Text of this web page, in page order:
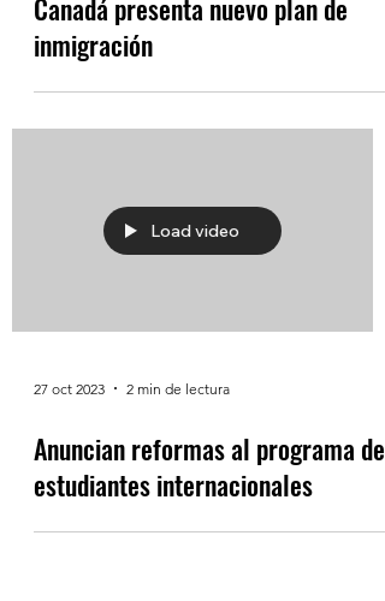
Canadá presenta nuevo plan de
inmigración
Load video
27 oct 2023 2 min de lectura
Anuncian reformas al programa de
estudiantes internacionales